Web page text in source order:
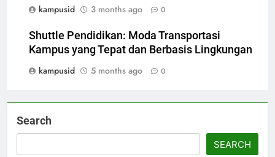
kampusid
3 months ago 0
Shuttle Pendidikan: Moda Transportasi
Kampus yang Tepat dan Berbasis Lingkungan
kampusid
5 months ago 0
Search
SEARCH